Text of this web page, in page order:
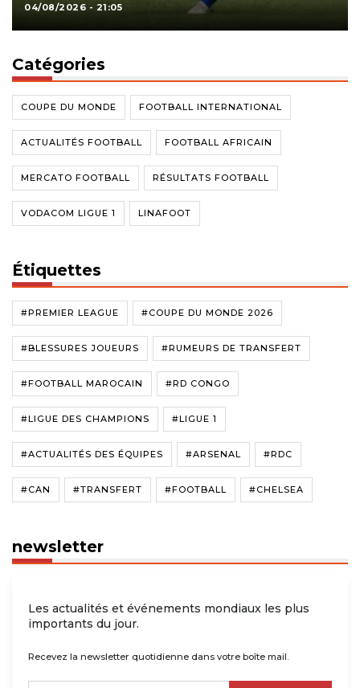
04/08/2026 - 21:05
Catégories
COUPE DU MONDE FOOTBALL INTERNATIONAL
ACTUALITÉS FOOTBALL FOOTBALL AFRICAIN
MERCATO FOOTBALL RÉSULTATS FOOTBALL
VODACOM LIGUE 1 LINAFOOT
Étiquettes
#PREMIER LEAGUE #COUPE DU MONDE 2026
#BLESSURES JOUEURS #RUMEURS DE TRANSFERT
#FOOTBALL MAROCAIN #RD CONGO
#LIGUE DES CHAMPIONS #LIGUE 1
#ACTUALITÉS DES ÉQUIPES #ARSENAL #RDC
#CAN #TRANSFERT #FOOTBALL #CHELSEA
newsletter
Les actualités et événements mondiaux les plus
importants du jour.
Recevez la newsletter quotidienne dans votre boîte mail.